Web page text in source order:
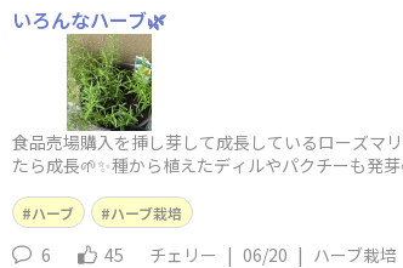
いろんなハーブ🌿
食品売場購入を挿し芽して成長しているローズマ
たら成長🌱✨️種から植えたディルやパクチーも発
ハーブ ハーブ栽培
6 45 チェリー | 06/20 | ハーブ栽培